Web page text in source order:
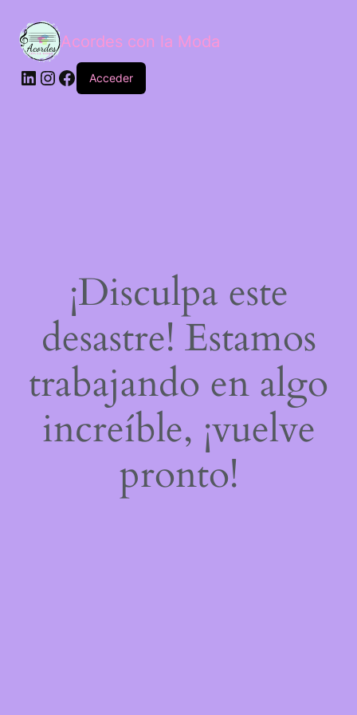
Acordes con la Moda
Acceder
¡Disculpa este
desastre! Estamos
trabajando en algo
increíble, ¡vuelve
pronto!